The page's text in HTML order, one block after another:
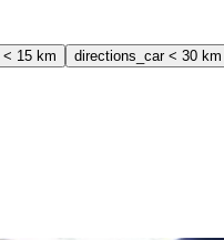
< 15 km directions_car< 30 km